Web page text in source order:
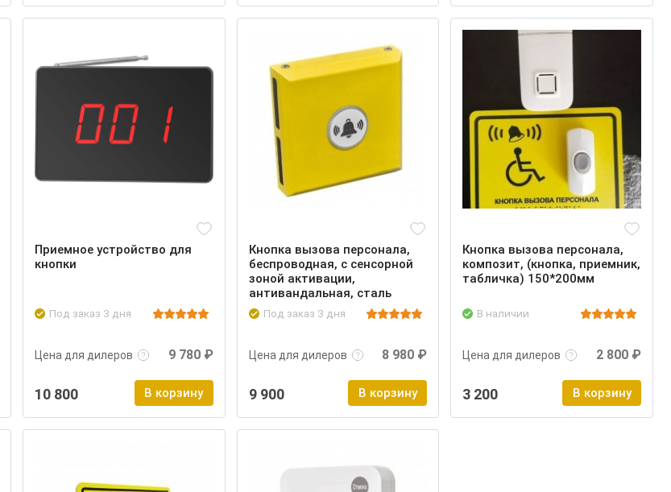
Приемное устройство для
кнопки
Под заказ 3 дня
Цена для дилеров
Подробнее Войти
9 780 ₽
10 800 В корзину
Кнопка вызова персонала,
беспроводная, с сенсорной
зоной активации,
антивандальная, сталь
Под заказ 3 дня
Цена для дилеров
Подробнее Войти
8 980 ₽
9 900 В корзину
Кнопка вызова персонала,
композит, (кнопка, приемник,
табличка) 150*200мм
В наличии
Цена для дилеров
Подробнее Войти
2 800 ₽
3 200 В корзину